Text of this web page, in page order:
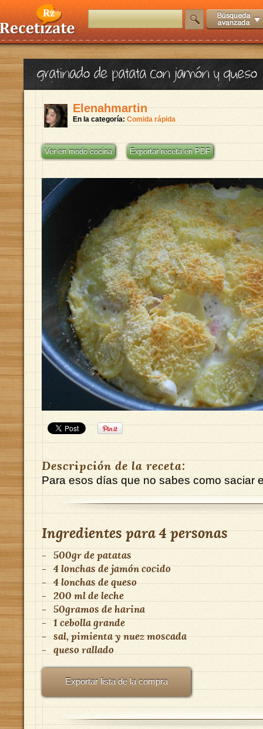
gratinado de patata con jamón y queso
Elenahmartin
En la categoría: Comida rápida
Ver en modo cocina Exportar receta en PDF
Descripción de la receta:
Para esos días que no sabes como saciar
Ingredientes para4 personas
- 500gr de patatas
- 4 lonchas de jamón cocido
- 4 lonchas de queso
- 200 ml de leche
- 50gramos de harina
- 1 cebolla grande
- sal, pimienta y nuez moscada
- queso rallado
Exportar lista de la compra